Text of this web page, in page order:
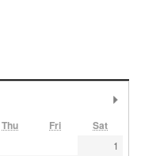
Thu Fri Sat
1